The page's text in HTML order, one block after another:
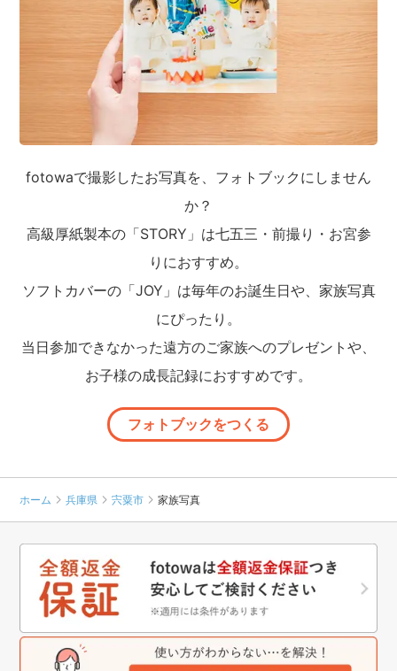
fotowaで撮影したお写真を、フォトブックにしません
か？
高級厚紙製本の「STORY」は七五三・前撮り・お宮参
りにおすすめ。
ソフトカバーの「JOY」は毎年のお誕生日や、家族写真
にぴったり。
当日参加できなかった遠方のご家族へのプレゼントや、
お子様の成長記録におすすめです。
フォトブックをつくる
ホーム 兵庫県 宍粟市 家族写真